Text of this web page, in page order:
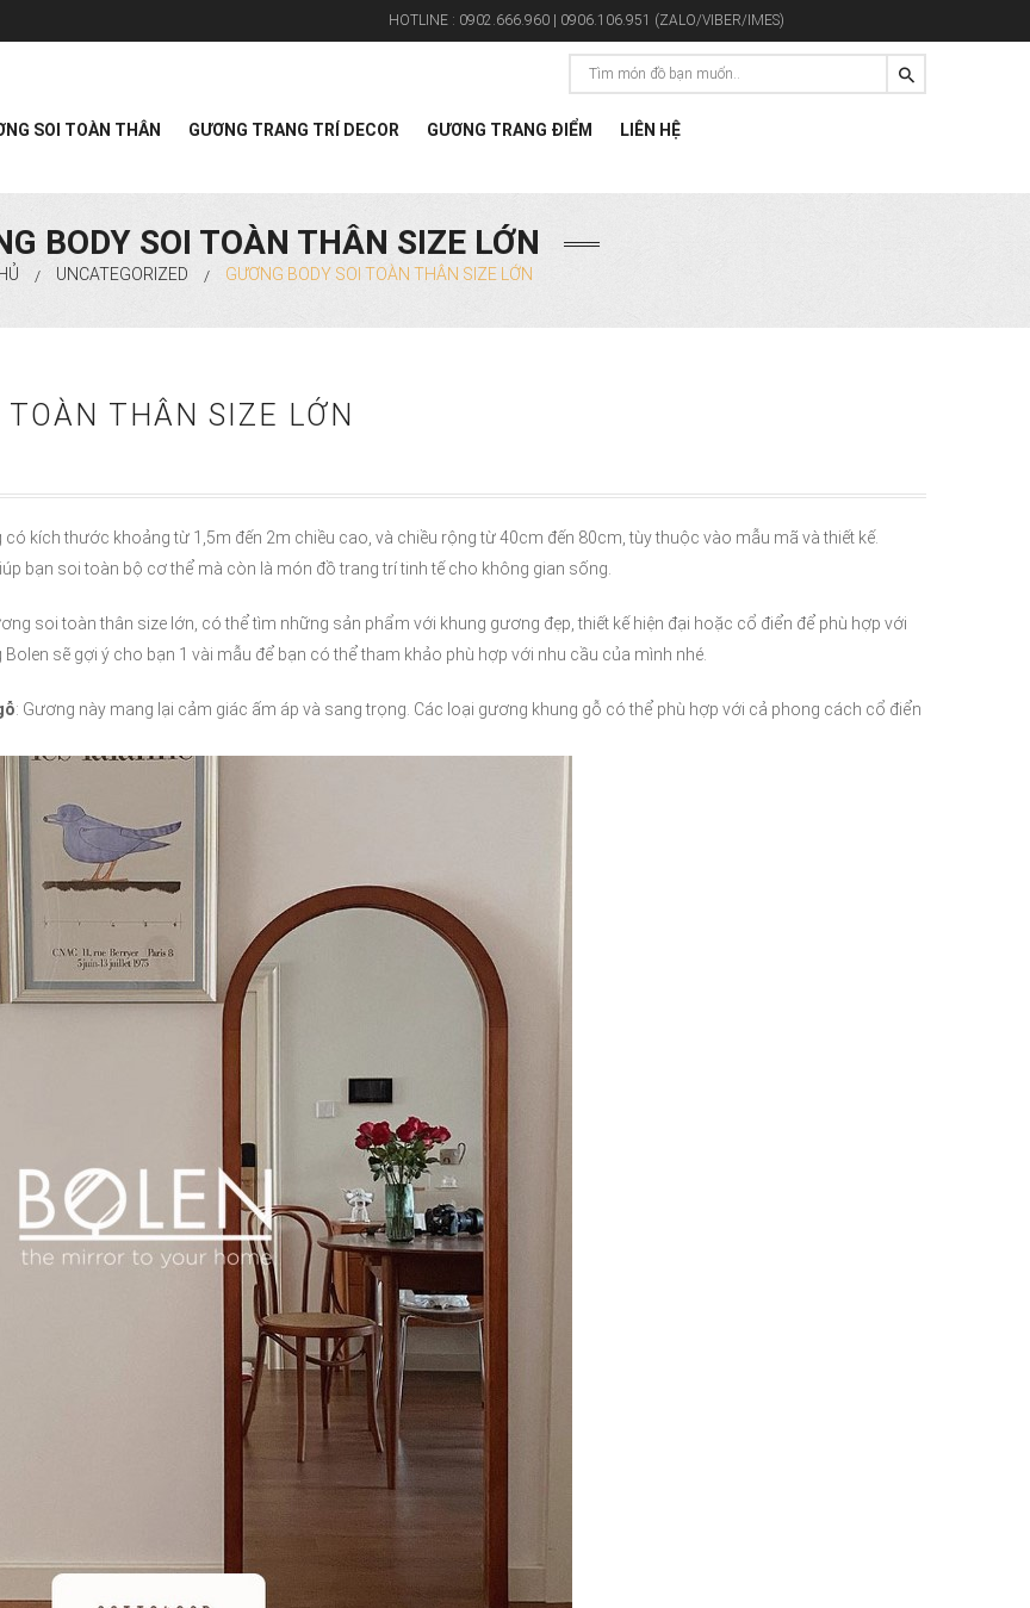
HOTLINE : 0902.666.960 | 0906.106.951 (ZALO/VIBER/IMES)
SOI TOÀN THÂN GƯƠNG TRANG TRÍ DECOR GƯƠNG TRANG ĐIỂM LIÊN HỆ
BODY SOI TOÀN THÂN SIZE LỚN
/ UNCATEGORIZED / GƯƠNG BODY SOI TOÀN THÂN SIZE LỚN
TOÀN THÂN SIZE LỚN
kích thước khoảng từ 1,5m đến 2m chiều cao, và chiều rộng từ 40cm đến 80cm, tùy thuộc vào mẫu mã và thiết kế.
bạn soi toàn bộ cơ thể mà còn là món đồ trang trí tinh tế cho không gian sống.
soi toàn thân size lớn, có thể tìm những sản phẩm với khung gương đẹp, thiết kế hiện đại hoặc cổ điển để phù hợp với
sẽ gợi ý cho bạn 1 vài mẫu để bạn có thể tham khảo phù hợp với nhu cầu của mình nhé.
: Gương này mang lại cảm giác ấm áp và sang trọng. Các loại gương khung gỗ có thể phù hợp với cả phong cách cổ điển